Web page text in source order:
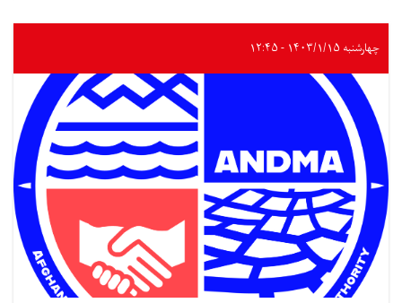
چهارشنبه ۱۴۰۳/۱/۱۵ - ۱۲:۴۵